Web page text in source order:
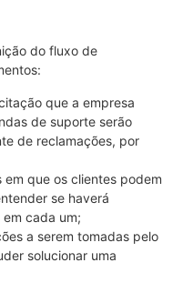
do fluxo de
que a empresa
de suporte serão
de reclamações, por
em que os clientes podem
se haverá
cada um;
a serem tomadas pelo
solucionar uma